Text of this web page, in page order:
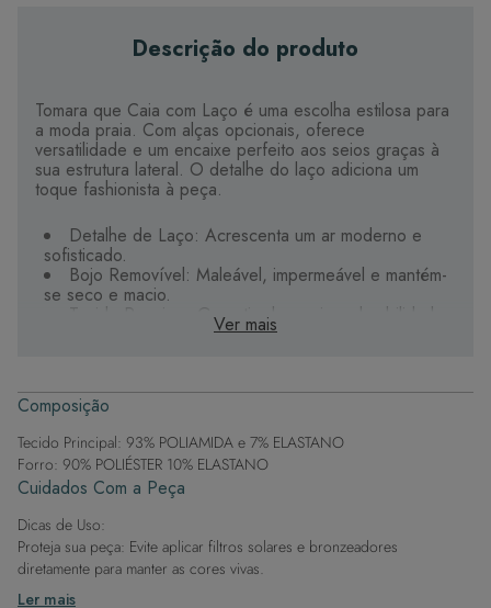
Descrição do produto
Tomara que Caia com Laço é uma escolha estilosa para
a moda praia. Com alças opcionais, oferece
versatilidade e um encaixe perfeito aos seios graças à
sua estrutura lateral. O detalhe do laço adiciona um
toque fashionista à peça.
Detalhe de Laço: Acrescenta um ar moderno e
sofisticado.
Bojo Removível: Maleável, impermeável e mantém-
se seco e macio.
Tecido Premium: Garantia de maciez, durabilidade
Estampas Digitais: Ricas em cores e detalhes, com
posicionamento variável.
Este sutiã é ideal para quem busca elegância e
praticidade nos dias de sol.
Ver mais
Composição
Tecido Principal: 93% POLIAMIDA e 7% ELASTANO
Forro: 90% POLIÉSTER 10% ELASTANO
Cuidados Com a Peça
Dicas de Uso:
Proteja sua peça: Evite aplicar filtros solares e bronzeadores
diretamente para manter as cores vivas.
Após a piscina: Lembre-se de que o cloro pode desgastar o tecido,
Ler mais